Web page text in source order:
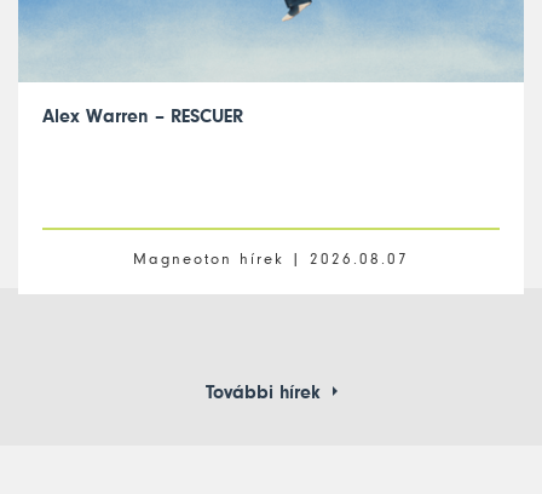
Alex Warren – RESCUER
Magneoton hírek | 2026.08.07
További hírek